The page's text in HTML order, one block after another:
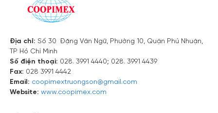
Địa chỉ: Số 30 Đặng Văn Ngữ, Phường 10, Quận Phú Nhuận,
TP Hồ Chí Minh
Số điện thoại: 028. 3991 4440; 028. 3991 4439
Fax: 028 3991 4442
Email: coopimextruongson@gmail.com
Website: www.coopimex.com